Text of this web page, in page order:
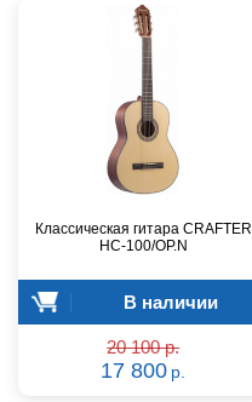
Классическая гитара CRAFTER
HC-100/OP.N
В наличии
20 100 р.
17 800 р.